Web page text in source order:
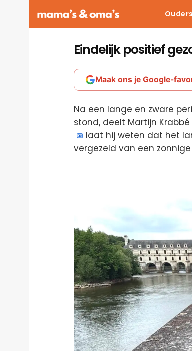
Eindelijk positief
Maak ons je Google-
Na een lange en zware
stond, deelt Martijn
laat hij weten dat het
vergezeld van een